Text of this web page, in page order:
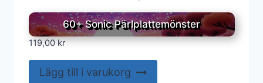
60+ Sonic Pärlplattemönster
119,00kr
Lägg till i varukorg